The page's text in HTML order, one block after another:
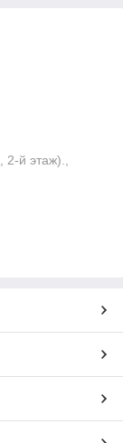
2-й этаж).,